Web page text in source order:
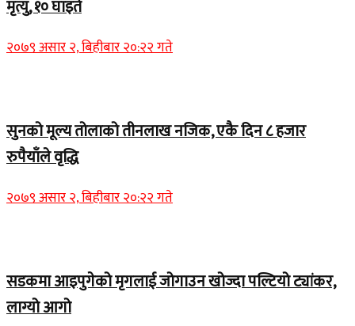
मृत्यु, १० घाइते
२०७९ असार २, बिहीबार २०:२२ गते
सुनको मूल्य तोलाको तीनलाख नजिक, एकै दिन ८ हजार
रुपैयाँले वृद्धि
२०७९ असार २, बिहीबार २०:२२ गते
सडकमा आइपुगेको मृगलाई जोगाउन खोज्दा पल्टियो ट्यांकर,
लाग्यो आगो